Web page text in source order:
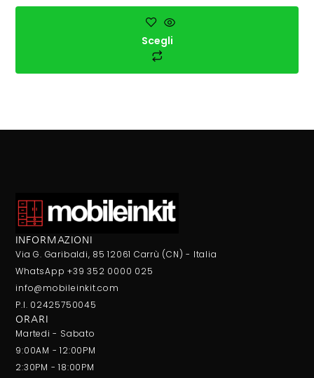
Scegli
INFORMAZIONI
Via G. Garibaldi, 85 12061 Carrù (CN) - Italia
WhatsApp +39 352 0000 025
info@mobileinkit.com
P.I. 02425750045
ORARI
Martedi - Sabato
9:00AM - 12:00PM
2:30PM - 18:00PM